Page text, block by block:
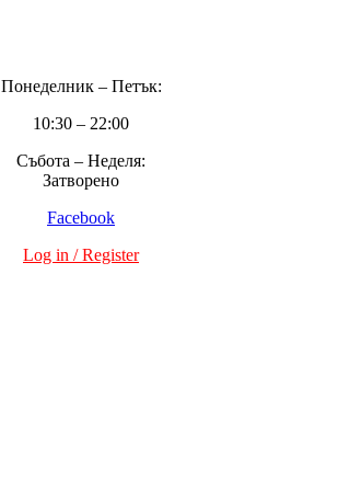
Понеделник – Петък:
10:30 – 22:00
Събота – Неделя:
Затворено
Facebook
Log in / Register